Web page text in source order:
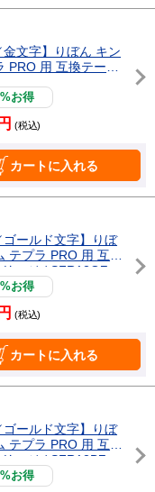
金文字】りぼん キン
PRO 用 互換テープ
お得
(税込)
カートに入れる
ゴールド文字】りぼ
テプラ PRO 用 互換
ッジ / SFR12GZ
お得
(税込)
カートに入れる
ゴールド文字】りぼ
テプラ PRO 用 互換
ッジ / SFR12BZ
お得